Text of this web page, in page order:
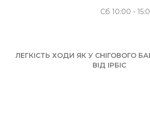
Сб 10:00 -
ЛЕГКІСТЬ ХОДИ ЯК У СНІГОВОГО
ВІД ІРБІС